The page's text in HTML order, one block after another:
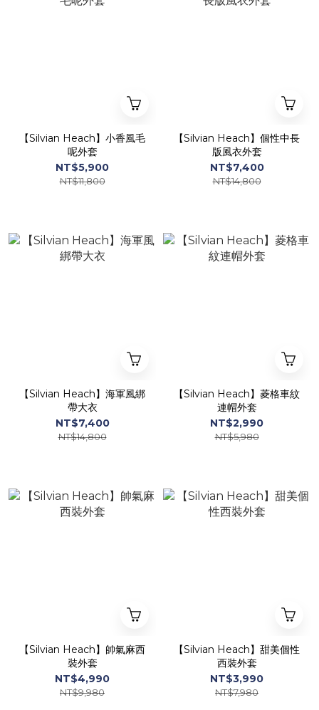
【Silvian Heach】小香風毛
呢外套
NT$5,900
NT$11,800
【Silvian Heach】個性中長
版風衣外套
NT$7,400
NT$14,800
【Silvian Heach】海軍風綁
帶大衣
NT$7,400
NT$14,800
【Silvian Heach】菱格車紋
連帽外套
NT$2,990
NT$5,980
【Silvian Heach】帥氣麻西
裝外套
NT$4,990
NT$9,980
【Silvian Heach】甜美個性
西裝外套
NT$3,990
NT$7,980